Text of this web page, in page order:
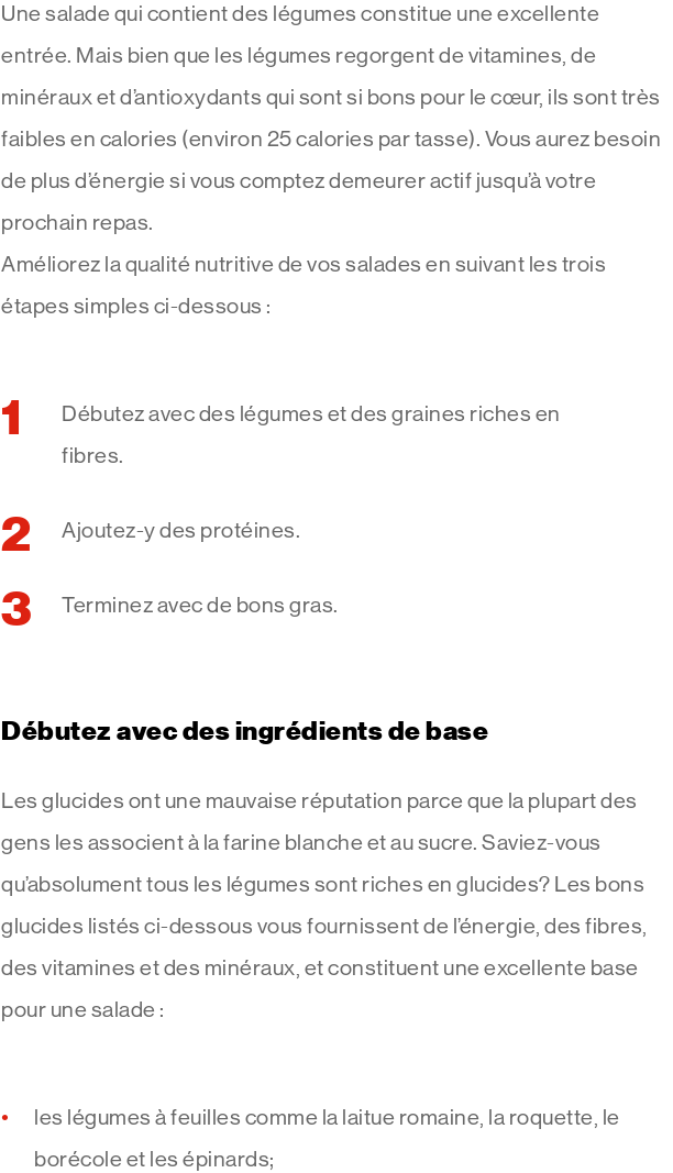
Une salade qui contient des légumes constitue une excellente
entrée. Mais bien que les légumes regorgent de vitamines, de
minéraux et d’antioxydants qui sont si bons pour le cœur, ils sont très
faibles en calories (environ 25 calories par tasse). Vous aurez besoin
de plus d’énergie si vous comptez demeurer actif jusqu’à votre
prochain repas.
Améliorez la qualité nutritive de vos salades en suivant les trois
étapes simples ci-dessous :
Débutez avec des légumes et des graines riches en
fibres.
Ajoutez-y des protéines.
Terminez avec de bons gras.
Débutez avec des ingrédients de base
Les glucides ont une mauvaise réputation parce que la plupart des
gens les associent à la farine blanche et au sucre. Saviez-vous
qu’absolument tous les légumes sont riches en glucides? Les bons
glucides listés ci-dessous vous fournissent de l’énergie, des fibres,
des vitamines et des minéraux, et constituent une excellente base
pour une salade :
les légumes à feuilles comme la laitue romaine, la roquette, le
borécole et les épinards;